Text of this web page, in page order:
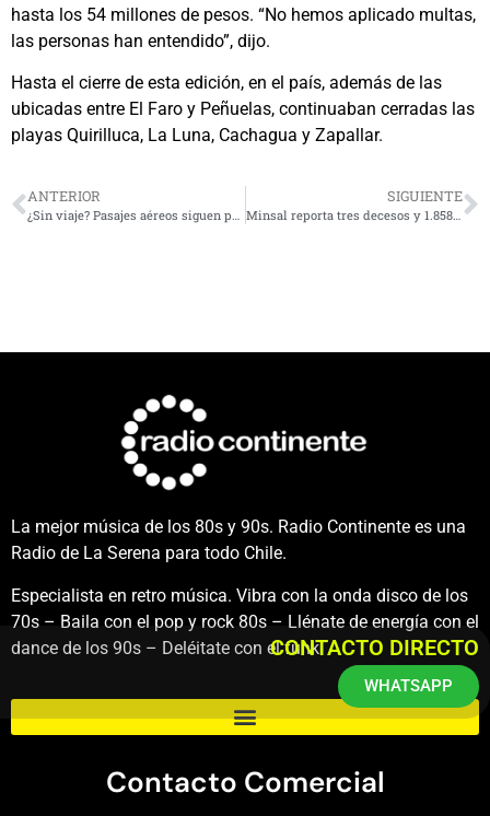
hasta los 54 millones de pesos. “No hemos aplicado multas,
las personas han entendido”, dijo.
Hasta el cierre de esta edición, en el país, además de las
ubicadas entre El Faro y Peñuelas, continuaban cerradas las
playas Quirilluca, La Luna, Cachagua y Zapallar.
ANTERIOR
¿Sin viaje? Pasajes aéreos siguen por las nubes: destinos superan los $2 millones
SIGUIENTE
Minsal reporta tres decesos y 1.858 casos, 563 más que el miércoles pasado: Positividad fue 3,20%
La mejor música de los 80s y 90s. Radio Continente es una
Radio de La Serena para todo Chile.
Especialista en retro música. Vibra con la onda disco de los
70s – Baila con el pop y rock 80s – Llénate de energía con el
dance de los 90s – Deléitate con el funk.
Contacto Comercial
CONTACTO DIRECTO
WHATSAPP